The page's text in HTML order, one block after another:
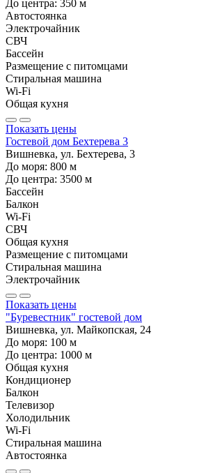
До центра: 350 м
Автостоянка
Электрочайник
СВЧ
Бассейн
Размещение с питомцами
Стиральная машина
Wi-Fi
Общая кухня
Показать цены
Гостевой дом Бехтерева 3
Вишневка, ул. Бехтерева, 3
До моря: 800 м
До центра: 3500 м
Бассейн
Балкон
Wi-Fi
СВЧ
Общая кухня
Размещение с питомцами
Стиральная машина
Электрочайник
Показать цены
"Буревестник" гостевой дом
Вишневка, ул. Майкопская, 24
До моря: 100 м
До центра: 1000 м
Общая кухня
Кондиционер
Балкон
Телевизор
Холодильник
Wi-Fi
Стиральная машина
Автостоянка